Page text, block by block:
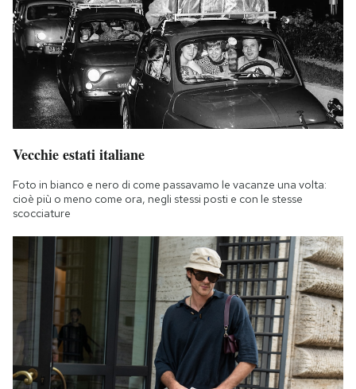
Vecchie estati italiane
Foto in bianco e nero di come passavamo le vacanze una volta:
cioè più o meno come ora, negli stessi posti e con le stesse
scocciature